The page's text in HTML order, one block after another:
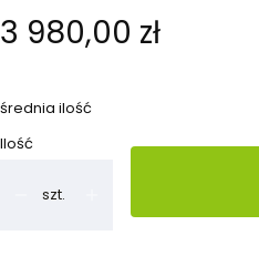
Cena
3 980,00 zł
średnia ilość
Ilość
szt.